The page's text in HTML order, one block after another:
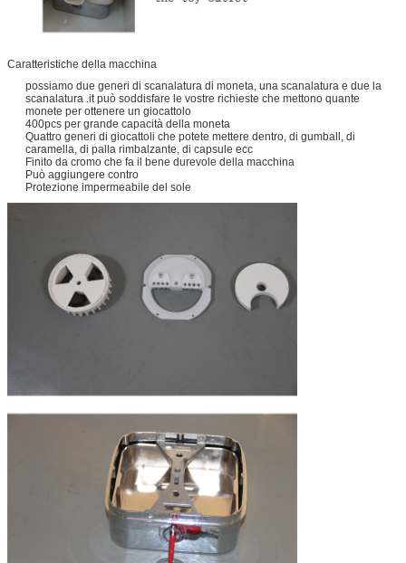
Caratteristiche della macchina
possiamo due generi di scanalatura di moneta, una scanalatura e due la
scanalatura .it può soddisfare le vostre richieste che mettono quante
monete per ottenere un giocattolo
400pcs per grande capacità della moneta
Quattro generi di giocattoli che potete mettere dentro, di gumball, di
caramella, di palla rimbalzante, di capsule ecc
Finito da cromo che fa il bene durevole della macchina
Può aggiungere contro
Protezione impermeabile del sole